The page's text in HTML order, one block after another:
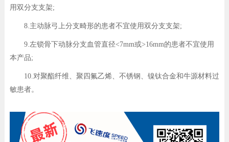
用双分支支架;
8.主动脉弓上分支畸形的患者不宜使用双分支支架;
9.左锁骨下动脉分支血管直径<7mm或>16mm的患者不宜使用
本产品;
10.对聚酯纤维、聚四氟乙烯、不锈钢、镍钛合金和牛源材料过
敏患者。